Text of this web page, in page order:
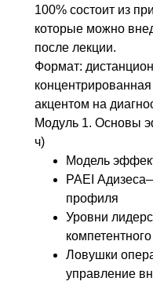
100% состоит из
которые можно
после лекции.
Формат:
акцентом на
Модуль 1. Основы
ч)
Модель
PAEI
профиля
Уровни
Ловушки
управление